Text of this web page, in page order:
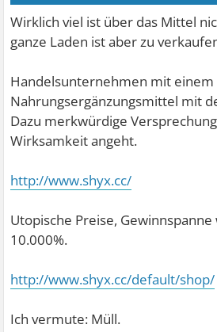
Wirklich viel ist über das Mittel
ganze Laden ist aber zu
Handelsunternehmen mit
Nahrungsergänzungsmittel mit
Dazu merkwürdige
Wirksamkeit angeht.
http://www.shyx.cc/
Utopische Preise,
10.000%.
http://www.shyx.cc/default/shop/
Ich vermute: Müll.